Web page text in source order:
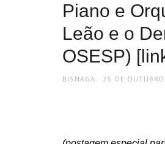
Piano e
Leão e o
OSESP)
AUTHOR
BISNAGA
POSTED
25 DE